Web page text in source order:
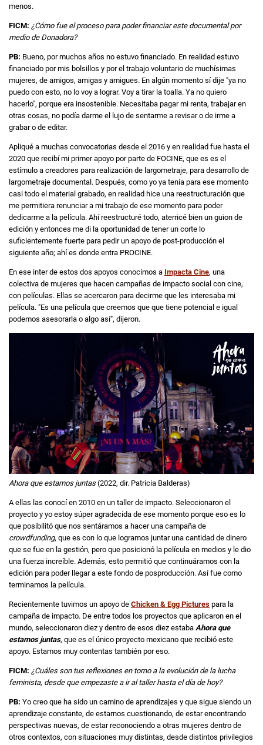
menos.
FICM: ¿Cómo fue el proceso para poder financiar este documental por
medio de Donadora?
PB: Bueno, por muchos años no estuvo financiado. En realidad estuvo
financiado por mis bolsillos y por el trabajo voluntario de muchísimas
mujeres, de amigos, amigas y amigues. En algún momento sí dije "ya no
puedo con esto, no lo voy a lograr. Voy a tirar la toalla. Ya no quiero
hacerlo", porque era insostenible. Necesitaba pagar mi renta, trabajar en
otras cosas, no podía darme el lujo de sentarme a revisar o de irme a
grabar o de editar.
Apliqué a muchas convocatorias desde el 2016 y en realidad fue hasta el
2020 que recibí mi primer apoyo por parte de FOCINE, que es es el
estímulo a creadores para realización de largometraje, para desarrollo de
largometraje documental. Después, como yo ya tenía para ese momento
casi todo el material grabado, en realidad hice una reestructuración que
me permitiera renunciar a mi trabajo de ese momento para poder
dedicarme a la película. Ahí reestructuré todo, aterricé bien un guion de
edición y entonces me di la oportunidad de tener un corte lo
suficientemente fuerte para pedir un apoyo de post-producción el
siguiente año; ahí es donde entra PROCINE.
En ese inter de estos dos apoyos conocimos a Impacta Cine, una
colectiva de mujeres que hacen campañas de impacto social con cine,
con películas. Ellas se acercaron para decirme que les interesaba mi
película. "Es una película que creemos que que tiene potencial e igual
podemos asesorarla o algo así", dijeron.
Ahora que estamos juntas(2022, dir. Patricia Balderas)
A ellas las conocí en 2010 en un taller de impacto. Seleccionaron el
proyecto y yo estoy súper agradecida de ese momento porque eso es lo
que posibilitó que nos sentáramos a hacer una campaña de
crowdfunding, que es con lo que logramos juntar una cantidad de dinero
que se fue en la gestión, pero que posicionó la película en medios y le dio
una fuerza increíble. Además, esto permitió que continuáramos con la
edición para poder llegar a este fondo de posproducción. Así fue como
terminamos la película.
Recientemente tuvimos un apoyo de Chicken & Egg Pictures para la
campaña de impacto. De entre todos los proyectos que aplicaron en el
mundo, seleccionaron diez y dentro de esos diez estaba Ahora que
estamos juntas, que es el único proyecto mexicano que recibió este
apoyo. Estamos muy contentas también por eso.
FICM: ¿Cuáles son tus reflexiones en torno a la evolución de la lucha
feminista, desde que empezaste a ir al taller hasta el día de hoy?
PB: Yo creo que ha sido un camino de aprendizajes y que sigue siendo un
aprendizaje constante, de estarnos cuestionando, de estar encontrando
perspectivas nuevas, de estar reconociendo a otras mujeres dentro de
otros contextos, con situaciones muy distintas, desde distintos privilegios